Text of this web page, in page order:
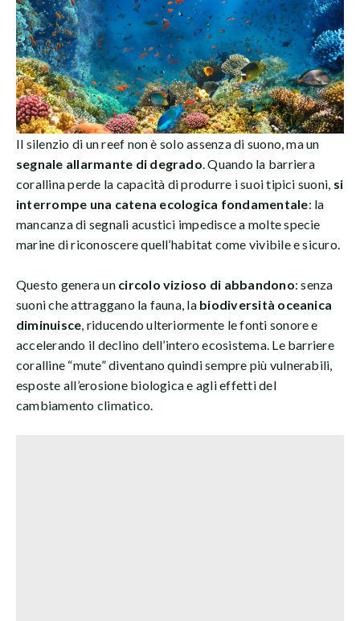
Il silenzio di un reef non è solo assenza di suono, ma un
segnale allarmante di degrado. Quando la barriera
corallina perde la capacità di produrre i suoi tipici suoni, si
interrompe una catena ecologica fondamentale: la
mancanza di segnali acustici impedisce a molte specie
marine di riconoscere quell’habitat come vivibile e sicuro.
Questo genera un circolo vizioso di abbandono: senza
suoni che attraggano la fauna, la biodiversità oceanica
diminuisce, riducendo ulteriormente le fonti sonore e
accelerando il declino dell’intero ecosistema. Le barriere
coralline “mute” diventano quindi sempre più vulnerabili,
esposte all’erosione biologica e agli effetti del
cambiamento climatico.